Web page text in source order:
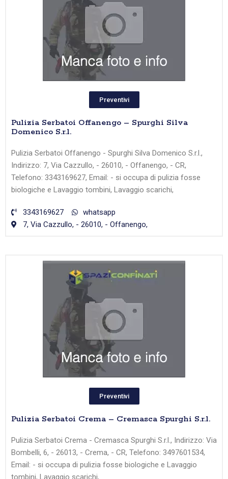
Preventivi
Pulizia Serbatoi Offanengo – Spurghi Silva
Domenico S.r.l.
Pulizia Serbatoi Offanengo - Spurghi Silva Domenico S.r.l.,
Indirizzo: 7, Via Cazzullo, - 26010, - Offanengo, - CR,
Telefono: 3343169627, Email: - si occupa di pulizia fosse
biologiche e Lavaggio tombini, Lavaggio scarichi,
3343169627
whatsapp
7, Via Cazzullo, - 26010, - Offanengo,
Preventivi
Pulizia Serbatoi Crema – Cremasca Spurghi S.r.l.
Pulizia Serbatoi Crema - Cremasca Spurghi S.r.l., Indirizzo: Via
Bombelli, 6, - 26013, - Crema, - CR, Telefono: 3497601534,
Email: - si occupa di pulizia fosse biologiche e Lavaggio
tombini, Lavaggio scarichi,